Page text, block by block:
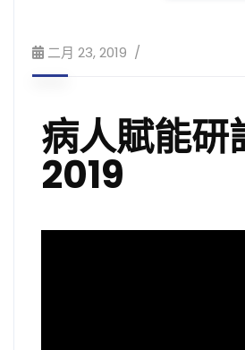
二月 23, 2019
病人賦能研
2019